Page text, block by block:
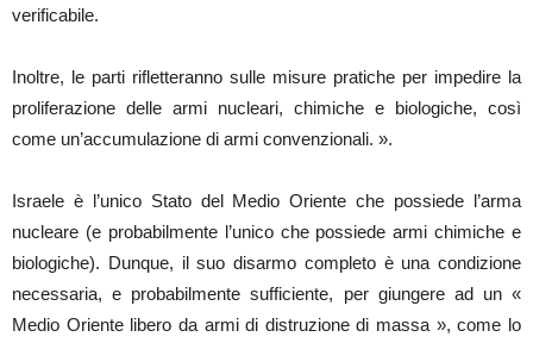
verificabile.
Inoltre, le parti rifletteranno sulle misure pratiche per impedire la
proliferazione delle armi nucleari, chimiche e biologiche, così
come un’accumulazione di armi convenzionali. ».
Israele è l’unico Stato del Medio Oriente che possiede l’arma
nucleare (e probabilmente l’unico che possiede armi chimiche e
biologiche). Dunque, il suo disarmo completo è una condizione
necessaria, e probabilmente sufficiente, per giungere ad un «
Medio Oriente libero da armi di distruzione di massa », come lo